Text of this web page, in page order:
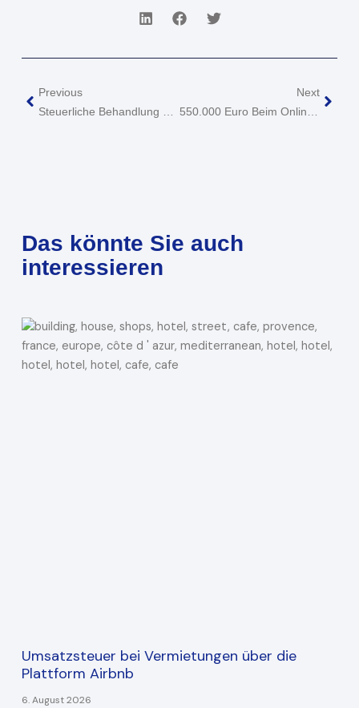
Zurück
Previous
Next
Das könnte Sie auch
interessieren
Umsatzsteuer bei Vermietungen über die
Plattform Airbnb
6. August 2026